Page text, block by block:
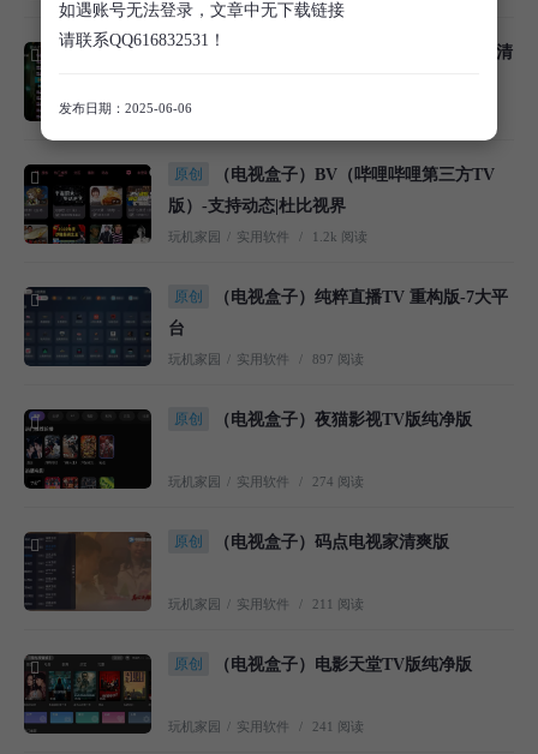
（电视盒子）YourTV你的电视TV免费清
玩机家园
原创
（电视盒子）BV（哔哩哔哩第三方TV
版）-支持动态|杜比视界
玩机家园 / 实用软件 / 1.2k 阅读
原创
（电视盒子）纯粹直播TV 重构版-7大平
台
玩机家园 / 实用软件 / 897 阅读
原创 （电视盒子）夜猫影视TV版纯净版
玩机家园 / 实用软件 / 274 阅读
原创 （电视盒子）码点电视家清爽版
玩机家园 / 实用软件 / 211 阅读
原创 （电视盒子）电影天堂TV版纯净版
玩机家园 / 实用软件 / 241 阅读
如遇账号无法登录，文章中无下载链接
请联系QQ616832531！
发布日期：2025-06-06